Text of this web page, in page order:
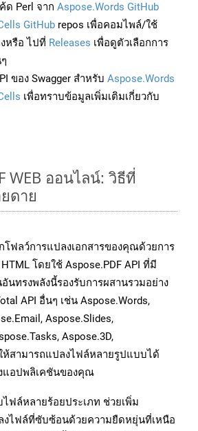
ด Perl จาก Aspose.Words GitHub
GitHub repos เพื่อคอมไพล์/ใช้
หรือ ไปที่ Releases เพื่อดูตัวเลือกการ
ของ Swagger สำหรับ Aspose.Words
เพื่อทราบข้อมูลเพิ่มเติมเกี่ยวกับ
WEB ออนไลน์: วิธีที่
ดาย
โฟลว์การแปลงเอกสารของคุณด้วยการ
โดยใช้ Aspose.PDF API ที่มี
นทรงพลังนี้รองรับการผสานรวมอย่าง
API อื่นๆ เช่น Aspose.Words,
Aspose.Slides,
Aspose.3D,
ห้สามารถแปลงไฟล์หลายรูปแบบได้
แอปพลิเคชันของคุณ
ไฟล์หลายร้อยประเภท ช่วยเพิ่ม
งไฟล์ที่ซับซ้อนด้วยความยืดหยุ่นที่เหนือ